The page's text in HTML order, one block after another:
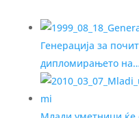
Генерација за
дипломирањето на…